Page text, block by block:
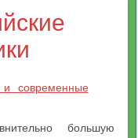
и современные
большую